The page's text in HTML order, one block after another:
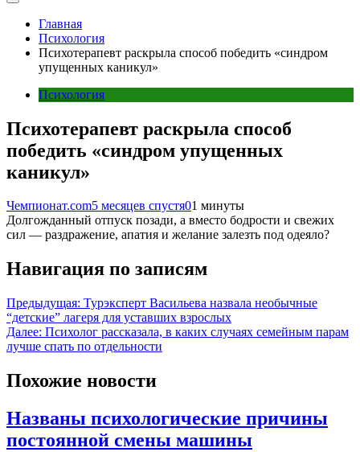
Главная
Психология
Психотерапевт раскрыла способ победить «синдром
упущенных каникул»
Психология
Психотерапевт раскрыла способ
победить «синдром упущенных
каникул»
Чемпионат.com5 месяцев спустя01 минуты
Долгожданный отпуск позади, а вместо бодрости и свежих
сил — раздражение, апатия и желание залезть под одеяло?
Навигация по записям
Предыдущая: Турэксперт Васильева назвала необычные
“детские” лагеря для уставших взрослых
Далее: Психолог рассказала, в каких случаях семейным парам
лучше спать по отдельности
Похожие новости
Названы психологические причины
постоянной смены машины